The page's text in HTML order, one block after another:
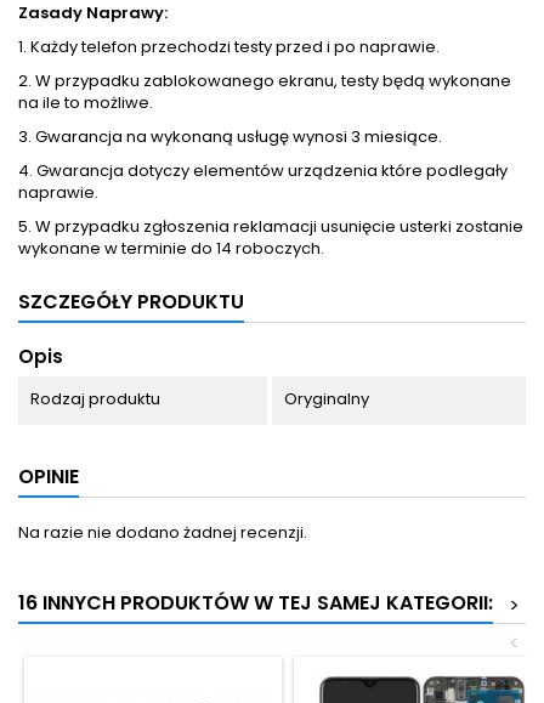
Zasady Naprawy:
1. Każdy telefon przechodzi testy przed i po naprawie.
2. W przypadku zablokowanego ekranu, testy będą wykonane
na ile to możliwe.
3. Gwarancja na wykonaną usługę wynosi 3 miesiące.
4. Gwarancja dotyczy elementów urządzenia które podlegały
naprawie.
5. W przypadku zgłoszenia reklamacji usunięcie usterki zostanie
wykonane w terminie do 14 roboczych.
SZCZEGÓŁY PRODUKTU
Opis
Rodzaj produktu Oryginalny
OPINIE
Na razie nie dodano żadnej recenzji.
16 INNYCH PRODUKTÓW W TEJ SAMEJ KATEGORII:
>
<